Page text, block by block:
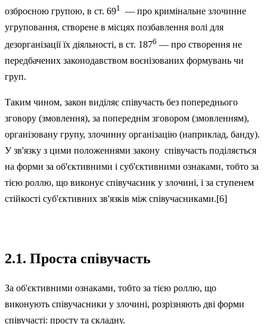
озброєною групою, в ст. 691
— про кримінальне злочинне
угруповання, створене в місцях позбавлення волі для
дезорганізації їх діяльності, в ст. 1876 — про створення не
передбачених законодавством воєнізованих формувань чи
груп.
Таким чином, закон виділяє співучасть без попереднього
зговору (змовлення), за попереднім зговором (змовленням),
організовану групу, злочинну організацію (наприклад, банду).
У зв'язку з цими положення­ми закону співучасть поділяється
на форми за об'єктивними і суб'єктивними ознаками, тобто за
тією роллю, що виконує співучасник у злочині, і за ступенем
стійкості суб'єктивних зв'язків між співучасниками.[6]
2.1. Проста співучасть
За об'єктивними ознаками, тобто за тією роллю, що
виконують співучасники у злочині, розрізняють дві форми
співучасті: просту та складну.